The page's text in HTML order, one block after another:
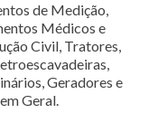
de Medição,
Médicos e
Civil, Tratores,
Geradores e
Geral.